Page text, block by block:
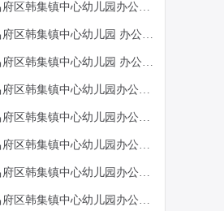
当天安装到位）网上商城电
购公告
区韩集镇中心幼儿园办公用
区韩集镇中心幼儿园 办公用
区韩集镇中心幼儿园 办公用
区韩集镇中心幼儿园办公用
区韩集镇中心幼儿园办公用
区韩集镇中心幼儿园办公用
区韩集镇中心幼儿园办公用
区韩集镇中心幼儿园办公用